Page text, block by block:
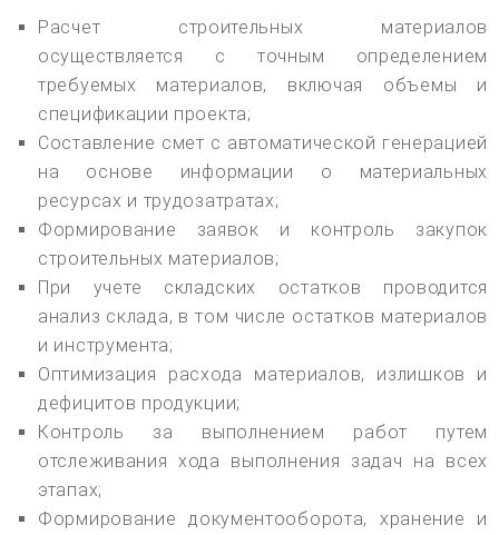
Расчет строительных материалов
осуществляется с точным определением
требуемых материалов, включая объемы и
спецификации проекта;
Составление смет с автоматической генерацией
на основе информации о материальных
ресурсах и трудозатратах;
Формирование заявок и контроль закупок
строительных материалов;
При учете складских остатков проводится
анализ склада, в том числе остатков материалов
и инструмента;
Оптимизация расхода материалов, излишков и
дефицитов продукции;
Контроль за выполнением работ путем
отслеживания хода выполнения задач на всех
этапах;
Формирование документооборота, хранение и